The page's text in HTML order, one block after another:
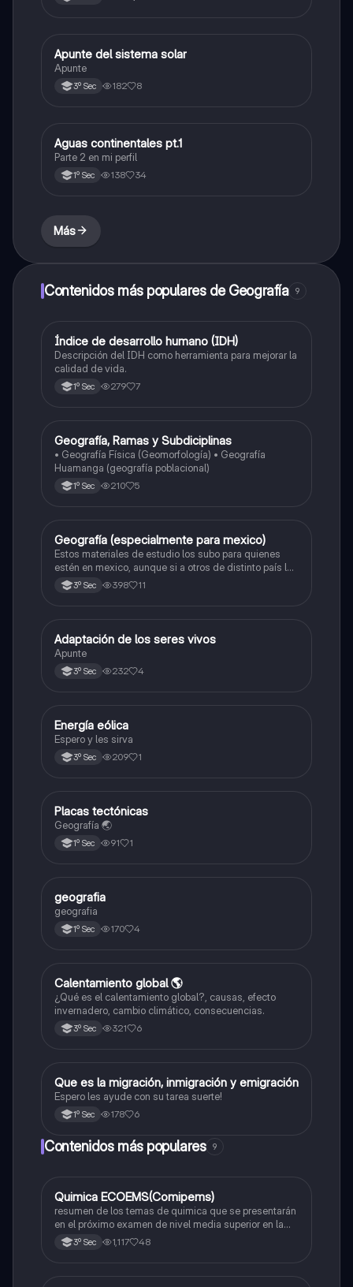
Biología
Apunte del sistema solar
Apunte
3º Sec 182 8
Geografía
Aguas continentales pt.1
Parte 2 en mi perfil
1º Sec 138 34
Más
Contenidos más populares de Geografía 9
Geografía
Índice de desarrollo humano (IDH)
Descripción del IDH como herramienta para mejorar la
calidad de vida.
1º Sec 279 7
Geografía
Geografía, Ramas y Subdiciplinas
• Geografía Física (Geomorfología) • Geografía
Huamanga (geografía poblacional)
1º Sec 210 5
Geografía
Geografía (especialmente para mexico)
Estos materiales de estudio los subo para quienes
estén en mexico, aunque si a otros de distinto país le
sirve (pues nose que decir JAJAJAJAJA) pero si te
ayuda dale corazón! JAJAJAJ próximamente
3º Sec 398 11
Biología
Adaptación de los seres vivos
Apunte
3º Sec 232 4
Geografía
Energía eólica
Espero y les sirva
3º Sec 209 1
Geografía
Placas tectónicas
Geografía 🌏
1º Sec 91 1
Geografía
geografia
geografia
1º Sec 170 4
Biología
Calentamiento global 🌎
¿Qué es el calentamiento global?, causas, efecto
invernadero, cambio climático, consecuencias.
3º Sec 321 6
Geografía
Que es la migración, inmigración y emigración
Espero les ayude con su tarea suerte!
1º Sec 178 6
Contenidos más populares 9
Química
Quimica ECOEMS(Comipems)
resumen de los temas de quimica que se presentarán
en el próximo examen de nivel media superior en la
zona metropolitana de el valle de México
3º Sec 1,117 48